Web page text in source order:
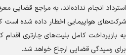
استرداد انجام نداده‌اند، به مراجع قضایی
شرکت‌های هواپیمایی اخطار داده شده است
به بازپرداخت کامل بلیت‌های چارتری اقدام
برای رسیدگی قضایی ارجاع خواهد شد.